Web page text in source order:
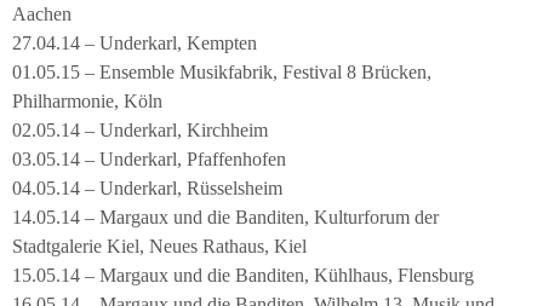
Aachen
27.04.14 – Underkarl, Kempten
01.05.15 – Ensemble Musikfabrik, Festival 8 Brücken,
Philharmonie, Köln
02.05.14 – Underkarl, Kirchheim
03.05.14 – Underkarl, Pfaffenhofen
04.05.14 – Underkarl, Rüsselsheim
14.05.14 – Margaux und die Banditen, Kulturforum der
Stadtgalerie Kiel, Neues Rathaus, Kiel
15.05.14 – Margaux und die Banditen, Kühlhaus, Flensburg